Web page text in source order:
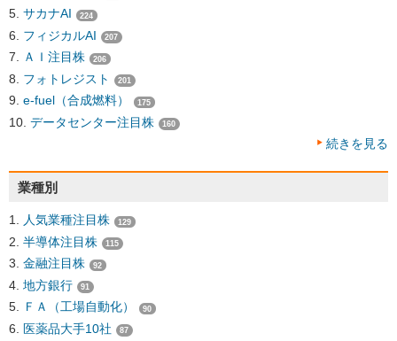
サカナAI 224
フィジカルAI 207
ＡＩ注目株 206
フォトレジスト 201
e-fuel（合成燃料） 175
データセンター注目株 160
続きを見る
業種別
人気業種注目株 129
半導体注目株 115
金融注目株 92
地方銀行 91
ＦＡ（工場自動化） 90
医薬品大手10社 87